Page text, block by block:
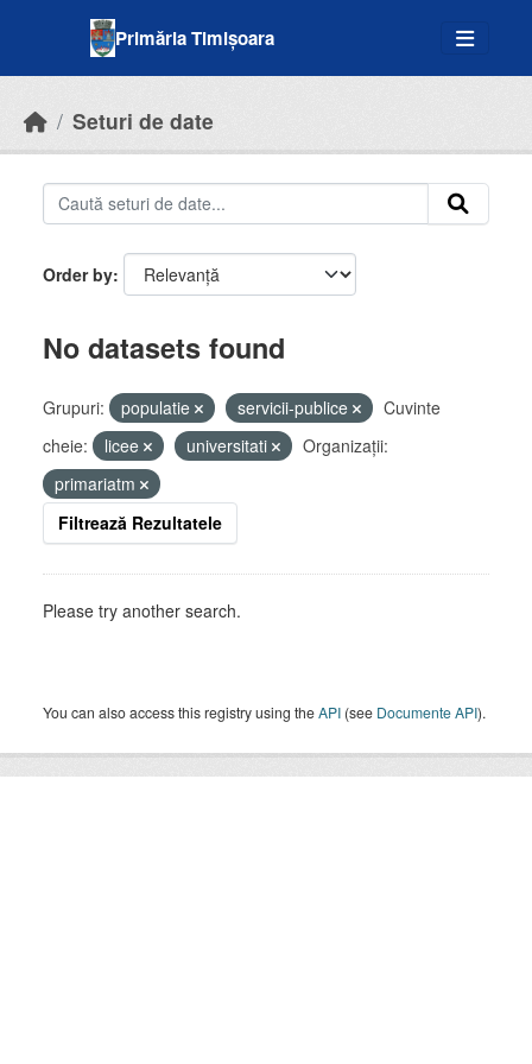
Primăria Timișoara
Seturi de date
Order by
No datasets found
Grupuri: populatie servicii-publice
Cuvinte
cheie:
licee universitati
Organizații:
primariatm
Filtrează Rezultatele
Please try another search.
You can also access this registry using theAPI (see Documente API).